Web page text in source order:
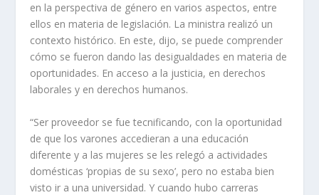
en la perspectiva de género en varios aspectos, entre
ellos en materia de legislación. La ministra realizó un
contexto histórico. En este, dijo, se puede comprender
cómo se fueron dando las desigualdades en materia de
oportunidades. En acceso a la justicia, en derechos
laborales y en derechos humanos.
“Ser proveedor se fue tecnificando, con la oportunidad
de que los varones accedieran a una educación
diferente y a las mujeres se les relegó a actividades
domésticas ‘propias de su sexo’, pero no estaba bien
visto ir a una universidad. Y cuando hubo carreras